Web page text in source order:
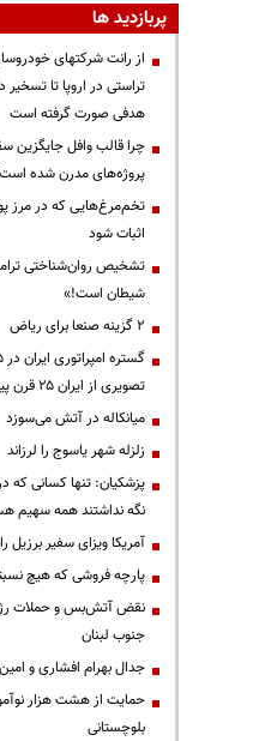
پربازدید ها
از رانت‌ شرکتهای
تراستی در اروپا تا تسخیر
هدفی صورت گرفته است
چرا قالب وافل جایگزین
پروژه‌های مدرن شده
تخم‌مرغ‌هایی که در مرز
اثبات شود
تشخیص روان‌شناختی
شیطان است!»
۲ گزینه صنعا برای ریاض
تصویری از ایران ۲۵ قرن پیش
میانکاله در آتش می‌سوزد
زلزله شهر یاسوج را لرزاند
پزشکیان: تنها کسانی که در
نگه نداشتند همه سهیم
آمریکا ویزای سفیر برزیل
پارچه فروشی که هیچ
نقض آتش‌بس و حملات
جنوب لبنان
جدال بهرام افشاری و
حمایت از هشت هزار
بلوچستانی